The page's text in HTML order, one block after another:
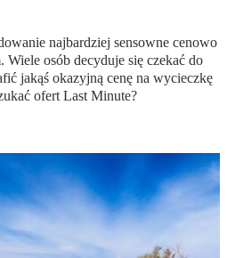
najbardziej sensowne cenowo
osób decyduje się czekać do
jakąś okazyjną cenę na wycieczkę
ofert Last Minute?